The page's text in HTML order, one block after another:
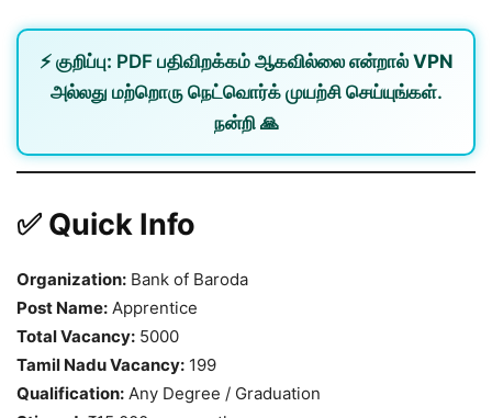
⚡ குறிப்பு: PDF பதிவிறக்கம் ஆகவில்லை என்றால் VPN
அல்லது மற்றொரு நெட்வொர்க்முயற்சி செய்யுங்கள்.
நன்றி 🙏
✅ Quick Info
Organization: Bank of Baroda
Post Name: Apprentice
Total Vacancy: 5000
Tamil Nadu Vacancy: 199
Qualification: Any Degree / Graduation